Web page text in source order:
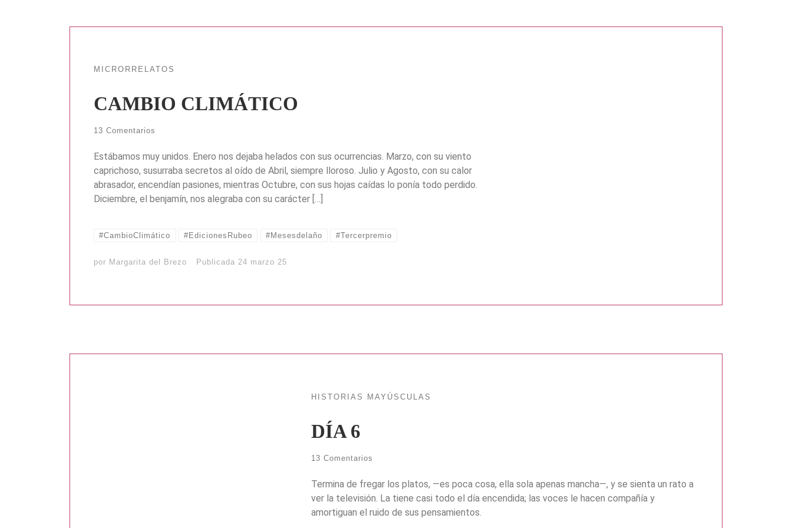
MICRORRELATOS
CAMBIO CLIMÁTICO
13 Comentarios
Estábamos muy unidos. Enero nos dejaba helados con sus ocurrencias. Marzo, con su viento
caprichoso, susurraba secretos al oído de Abril, siempre lloroso. Julio y Agosto, con su calor
abrasador, encendían pasiones, mientras Octubre, con sus hojas caídas lo ponía todo perdido.
Diciembre, el benjamín, nos alegraba con su carácter […]
#CambioClimático #EdicionesRubeo #Mesesdelaño #Tercerpremio
por Margarita del Brezo Publicada 24 marzo 25
HISTORIAS MAYÚSCULAS
DÍA 6
13 Comentarios
Termina de fregar los platos, —es poca cosa, ella sola apenas mancha—, y se sienta un rato a
ver la televisión. La tiene casi todo el día encendida; las voces le hacen compañía y
amortiguan el ruido de sus pensamientos.